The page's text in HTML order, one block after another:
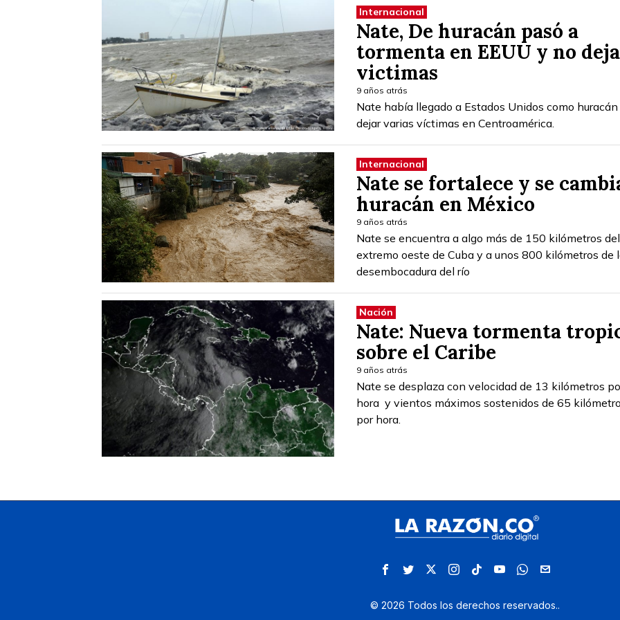
Internacional
Nate, De huracán pasó a
tormenta en EEUU y no deja
victimas
9 años atrás
Nate había llegado a Estados Unidos como
dejar varias víctimas en Centroamérica.
Internacional
Nate se fortalece y se
huracán en México
9 años atrás
Nate se encuentra a algo más de 150 kilómetros del
extremo oeste de Cuba y a unos 800 kilómetros de
desembocadura del río
Nación
Nate: Nueva tormenta
sobre el Caribe
9 años atrás
Nate se desplaza con velocidad de 13 kilómetros
hora y vientos máximos sostenidos de 65
por hora.
© 2026 Todos los derechos reservados..